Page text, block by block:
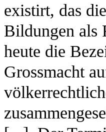
existirt, das
Bildungen als
heute die
Grossmacht